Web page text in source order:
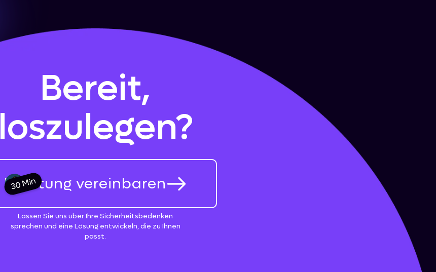
Bereit,
loszulegen?
Beratung vereinbaren
30 Min
Lassen Sie uns über Ihre Sicherheitsbedenken
sprechen und eine Lösung entwickeln, die zu Ihnen
passt.